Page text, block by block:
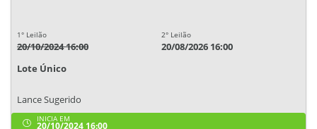
1° Leilão
20/10/2024 16:00
2° Leilão
20/08/2026 16:00
Lote Único
Lance Sugerido
INICIA EM
20/10/2024 16:00